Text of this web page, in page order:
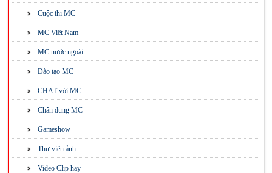
Cuộc thi MC
MC Việt Nam
MC nước ngoài
Đào tạo MC
CHAT với MC
Chân dung MC
Gameshow
Thư viện ảnh
Video Clip hay